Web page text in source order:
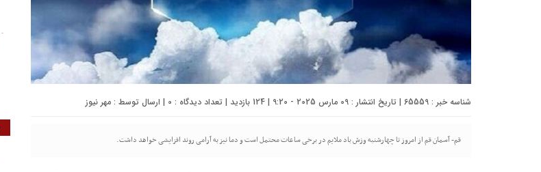
شناسه خبر : 65559 | تاریخ انتشار : 09 مارس 2025 - 9:20 | 124 بازدید | تعداد دیدگاه : 0 | ارسال توسط : مهر نیوز
قم- آسمان قم از امروز تا چهارشنبه وزش باد ملایم در برخی ساعات محتمل است و دما نیز به آرامی روند افزایشی خواهد داشت.